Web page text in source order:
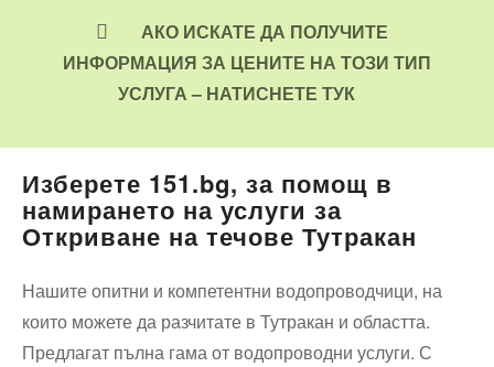
АКО ИСКАТЕ ДА ПОЛУЧИТЕ
ИНФОРМАЦИЯ ЗА ЦЕНИТЕ НА ТОЗИ ТИП
УСЛУГА – НАТИСНЕТЕ ТУК
Изберете 151.bg, за помощ в
намирането на услуги за
Откриване на течове Тутракан
Нашите опитни и компетентни водопроводчици, на
които можете да разчитате в Тутракан и областта.
Предлагат пълна гама от водопроводни услуги. С